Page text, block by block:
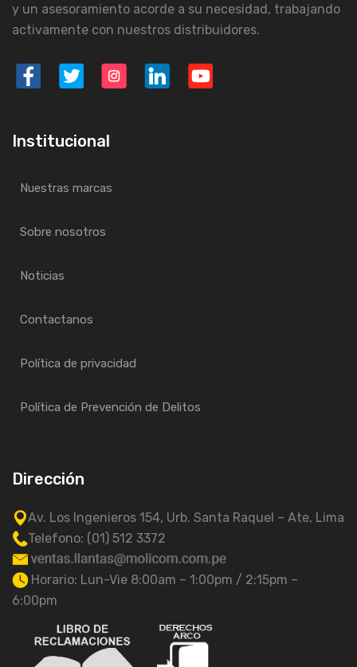
y un asesoramiento acorde a su necesidad, trabajando
activamente con nuestros distribuidores.
Institucional
Nuestras marcas
Sobre nosotros
Noticias
Contactanos
Política de privacidad
Política de Prevención de Delitos
Dirección
Av. Los Ingenieros 154, Urb. Santa Raquel – Ate, Lima
Telefono: (01) 512 3372
Horario: Lun-Vie 8:00am – 1:00pm / 2:15pm –
6:00pm